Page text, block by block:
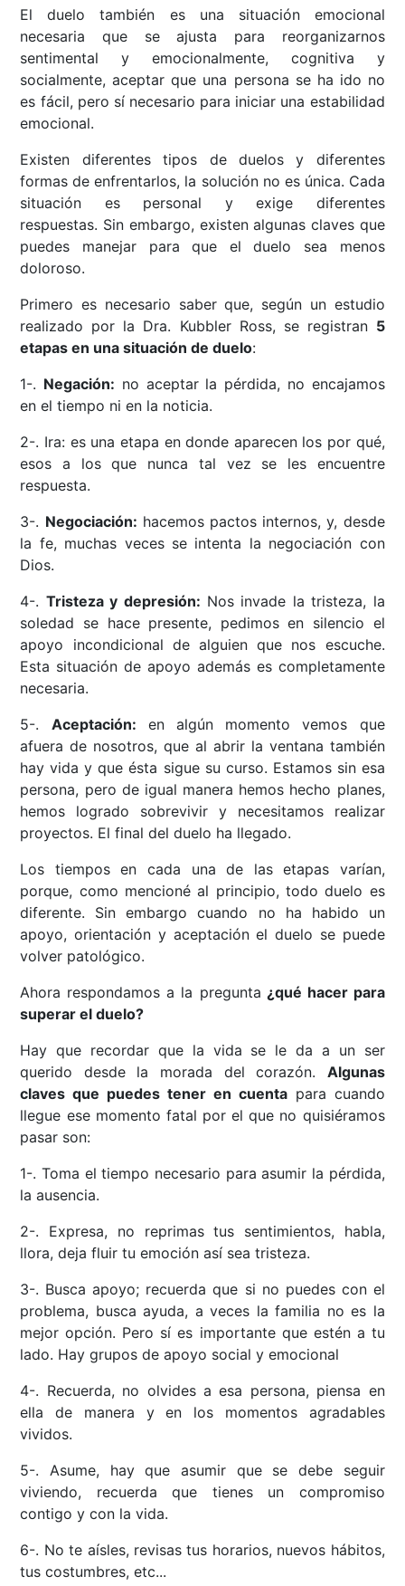
El duelo también es una situación emocional
necesaria que se ajusta para reorganizarnos
sentimental y emocionalmente, cognitiva y
socialmente, aceptar que una persona se ha ido no
es fácil, pero sí necesario para iniciar una estabilidad
emocional.
Existen diferentes tipos de duelos y diferentes
formas de enfrentarlos, la solución no es única. Cada
situación es personal y exige diferentes
respuestas. Sin embargo, existen algunas claves que
puedes manejar para que el duelo sea menos
doloroso.
Primero es necesario saber que, según un estudio
realizado por la Dra. Kubbler Ross, se registran 5
etapas en una situación de duelo:
1-. Negación: no aceptar la pérdida, no encajamos
en el tiempo ni en la noticia.
2-. Ira: es una etapa en donde aparecen los por qué,
esos a los que nunca tal vez se les encuentre
respuesta.
3-. Negociación: hacemos pactos internos, y, desde
la fe, muchas veces se intenta la negociación con
Dios.
4-. Tristeza y depresión: Nos invade la tristeza, la
soledad se hace presente, pedimos en silencio el
apoyo incondicional de alguien que nos escuche.
Esta situación de apoyo además es completamente
necesaria.
5-. Aceptación: en algún momento vemos que
afuera de nosotros, que al abrir la ventana también
hay vida y que ésta sigue su curso. Estamos sin esa
persona, pero de igual manera hemos hecho planes,
hemos logrado sobrevivir y necesitamos realizar
proyectos. El final del duelo ha llegado.
Los tiempos en cada una de las etapas varían,
porque, como mencioné al principio, todo duelo es
diferente. Sin embargo cuando no ha habido un
apoyo, orientación y aceptación el duelo se puede
volver patológico.
Ahora respondamos a la pregunta ¿qué hacer para
superar el duelo?
Hay que recordar que la vida se le da a un ser
querido desde la morada del corazón. Algunas
claves que puedes tener en cuentapara cuando
llegue ese momento fatal por el que no quisiéramos
pasar son:
1-. Toma el tiempo necesario para asumir la pérdida,
la ausencia.
2-. Expresa, no reprimas tus sentimientos, habla,
llora, deja fluir tu emoción así sea tristeza.
3-. Busca apoyo; recuerda que si no puedes con el
problema, busca ayuda, a veces la familia no es la
mejor opción. Pero sí es importante que estén a tu
lado. Hay grupos de apoyo social y emocional
4-. Recuerda, no olvides a esa persona, piensa en
ella de manera y en los momentos agradables
vividos.
5-. Asume, hay que asumir que se debe seguir
viviendo, recuerda que tienes un compromiso
contigo y con la vida.
6-. No te aísles, revisas tus horarios, nuevos hábitos,
tus costumbres, etc...